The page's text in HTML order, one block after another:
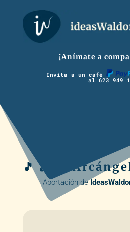
¡Anímate a
Invita a un café
al 623 949
🎵 🪈 🥁
Aportación de